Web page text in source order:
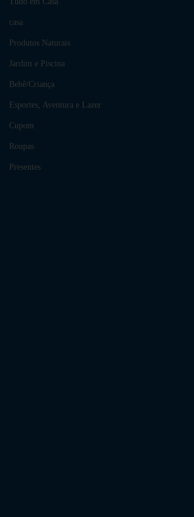
casa
Produtos Naturais
Jardim e Piscina
Bebê/Criança
Esportes, Aventura e Lazer
Cupom
Roupas
Presentes